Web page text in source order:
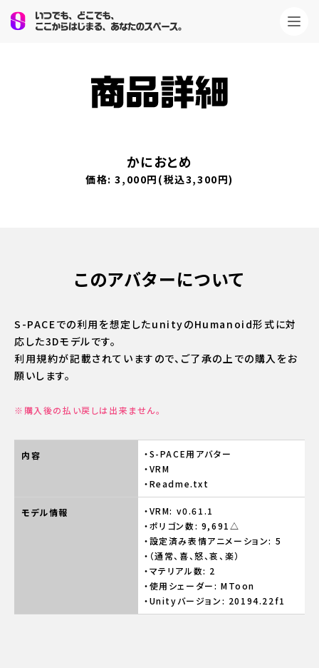
かにおとめ
価格: 3,000円(税込3,300円)
このアバターについて
S-PACEでの利用を想定したunityのHumanoid形式に対
応した3Dモデルです。
利用規約が記載されていますので、ご了承の上での購入をお
願いします。
※購入後の払い戻しは出来ません。
内容
S-PACE用アバター
VRM
Readme.txt
モデル情報
VRM: v0.61.1
ポリゴン数: 9,691△
設定済み表情アニメーション: 5
（通常、喜、怒、哀、楽）
マテリアル数: 2
使用シェーダー: MToon
Unityバージョン: 20194.22f1